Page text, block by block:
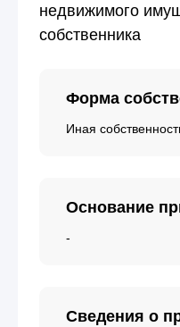
недвижимого
собственника
Форма
Иная
Основание
-
Сведения о